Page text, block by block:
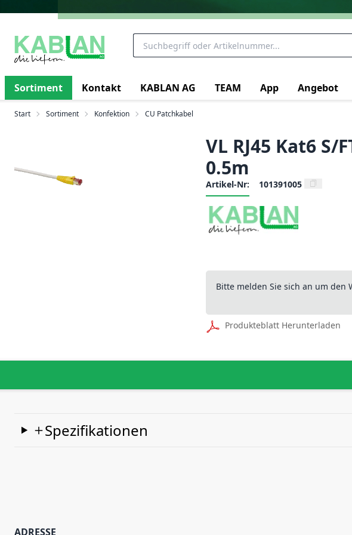
Sortiment Kontakt KABLAN AG TEAM App Angebot
Start Sortiment Konfektion CU Patchkabel
VL RJ45 Kat6 S/
0.5m
Artikel-Nr: 101391005
Bitte melden Sie sich an um den
Produkteblatt Herunterladen
Spezifikationen
ADRESSE